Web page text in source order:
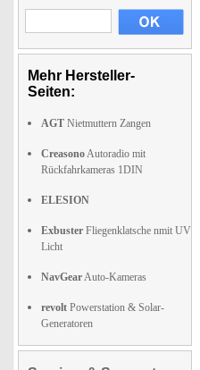
Mehr Hersteller-
Seiten:
AGT Nietmuttern Zangen
CreasonoAutoradio mit
Rückfahrkameras 1DIN
ELESION
Exbuster Fliegenklatsche nmit UV
Licht
NavGearAuto-Kameras
revolt Powerstation & Solar-
Generatoren